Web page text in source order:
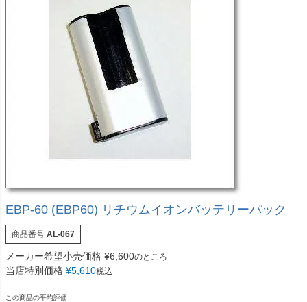
EBP-60 (EBP60) リチウムイオンバッテリーパック
商品番号 AL-067
メーカー希望小売価格 ¥6,600のところ
当店特別価格 ¥5,610税込